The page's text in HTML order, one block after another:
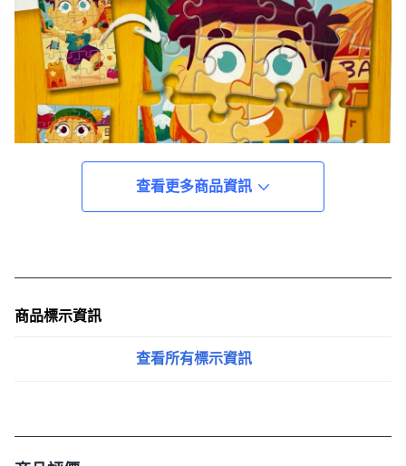
查看更多商品資訊
商品標示資訊
查看所有標示資訊